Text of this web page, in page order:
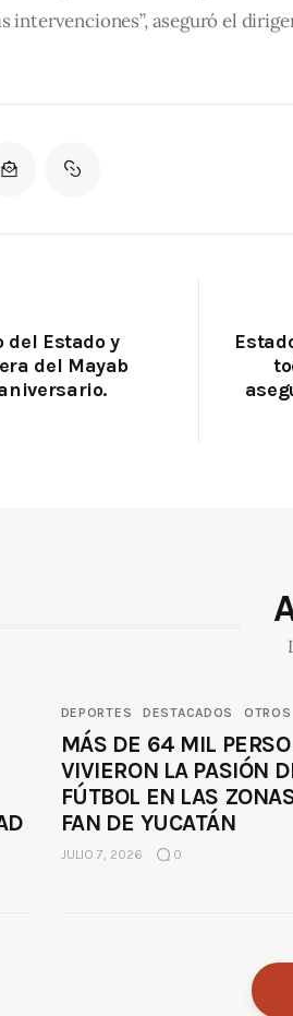
intervenciones”, aseguró el
del Estado y
del Mayab
DEPORTES DESTACADOS OTROS
MÁS DE 64 MIL
VIVIERON LA PASIÓN
FÚTBOL EN LAS
FAN DE YUCATÁN
JULIO 7, 2026 0